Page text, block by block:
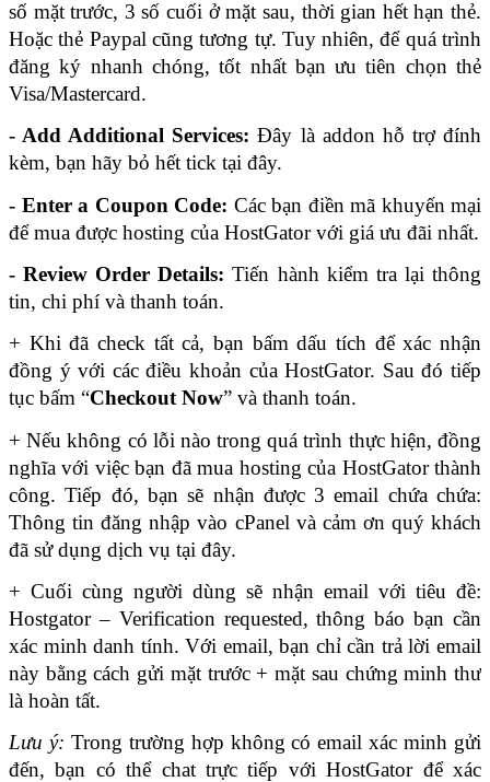
số mặt trước, 3 số cuối ở mặt sau, thời gian hết hạn thẻ.
Hoặc thẻ Paypal cũng tương tự. Tuy nhiên, để quá trình
đăng ký nhanh chóng, tốt nhất bạn ưu tiên chọn thẻ
Visa/Mastercard.
- Add Additional Services: Đây là addon hỗ trợ đính
kèm, bạn hãy bỏ hết tick tại đây.
- Enter a Coupon Code: Các bạn điền mã khuyến mại
để mua được hosting của HostGator với giá ưu đãi nhất.
- Review Order Details: Tiến hành kiểm tra lại thông
tin, chi phí và thanh toán.
+ Khi đã check tất cả, bạn bấm dấu tích để xác nhận
đồng ý với các điều khoản của HostGator. Sau đó tiếp
tục bấm “Checkout Now” và thanh toán.
+ Nếu không có lỗi nào trong quá trình thực hiện, đồng
nghĩa với việc bạn đã mua hosting của HostGator thành
công. Tiếp đó, bạn sẽ nhận được 3 email chứa chứa:
Thông tin đăng nhập vào cPanel và cảm ơn quý khách
đã sử dụng dịch vụ tại đây.
+ Cuối cùng người dùng sẽ nhận email với tiêu đề:
Hostgator – Verification requested, thông báo bạn cần
xác minh danh tính. Với email, bạn chỉ cần trả lời email
này bằng cách gửi mặt trước + mặt sau chứng minh thư
là hoàn tất.
Lưu ý: Trong trường hợp không có email xác minh gửi
đến, bạn có thể chat trực tiếp với HostGator để xác